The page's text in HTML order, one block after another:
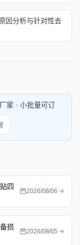
因分析与针对性去
家 · 小批量可订
四
2026/08/06
损
2026/08/05